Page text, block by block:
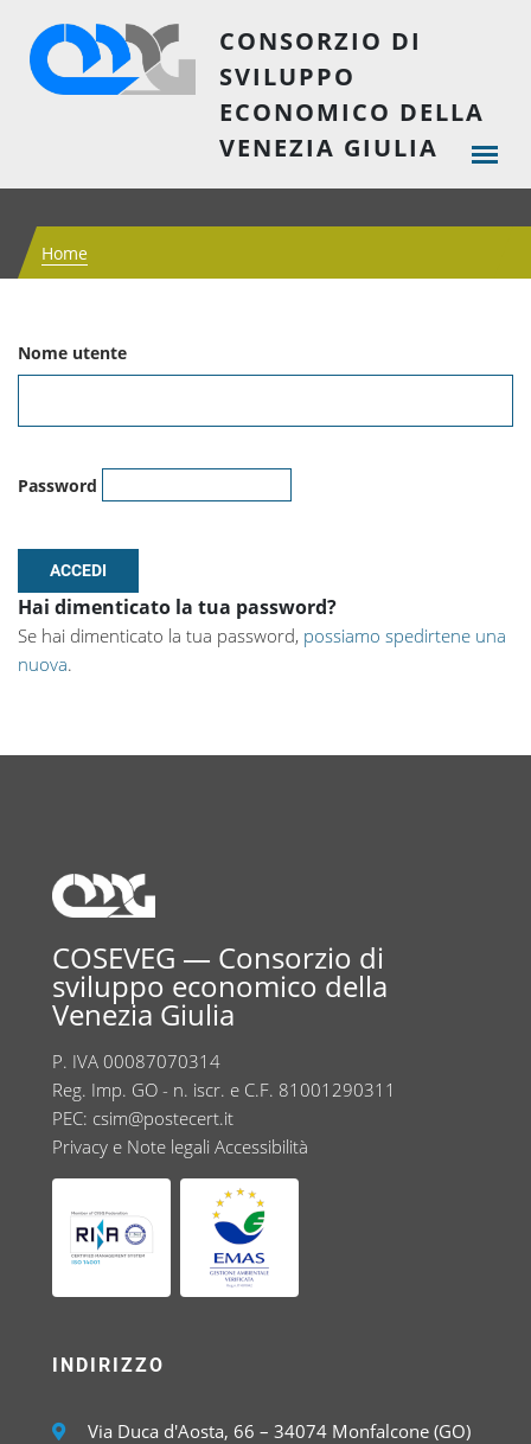
CONSORZIO DI
SVILUPPO
ECONOMICO DELLA
VENEZIA GIULIA
Home
Nome utente
Password
Hai dimenticato la tua password?
Se hai dimenticato la tua password, possiamo spedirtene una
nuova.
COSEVEG — Consorzio di
sviluppo economico della
Venezia Giulia
P. IVA 00087070314
Reg. Imp. GO - n. iscr. e C.F. 81001290311
PEC: csim@postecert.it
Privacy e Note legali Accessibilità
INDIRIZZO
Via Duca d'Aosta, 66 – 34074 Monfalcone (GO)